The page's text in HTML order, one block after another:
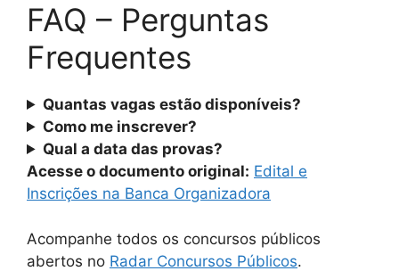
FAQ – Perguntas
Frequentes
Quantas vagas estão disponíveis?
Como me inscrever?
Qual a data das provas?
Acesse o documento original: Edital e
Inscrições na Banca Organizadora
Acompanhe todos os concursos públicos
abertos no Radar Concursos Públicos.